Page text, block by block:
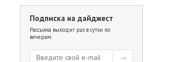
Подписка на дайджест
Рассылка выходит раз в сутки по
вечерам.